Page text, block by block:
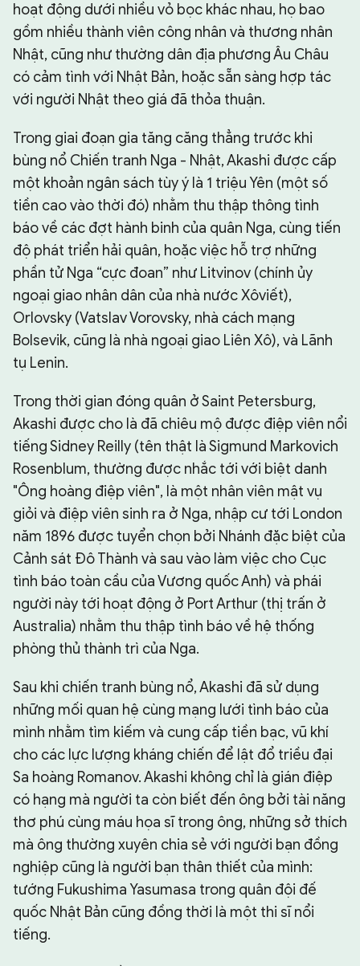
hoạt động dưới nhiều vỏ bọc khác nhau, họ bao
gồm nhiều thành viên công nhân và thương nhân
Nhật, cũng như thường dân địa phương Âu Châu
có cảm tình với Nhật Bản, hoặc sẵn sàng hợp tác
với người Nhật theo giá đã thỏa thuận.
Trong giai đoạn gia tăng căng thẳng trước khi
bùng nổ Chiến tranh Nga - Nhật, Akashi được cấp
một khoản ngân sách tùy ý là 1 triệu Yên (một số
tiền cao vào thời đó) nhằm thu thập thông tình
báo về các đợt hành binh của quân Nga, cùng tiến
độ phát triển hải quân, hoặc việc hỗ trợ những
phần tử Nga “cực đoan” như Litvinov (chính ủy
ngoại giao nhân dân của nhà nước Xôviết),
Orlovsky (Vatslav Vorovsky, nhà cách mạng
Bolsevik, cũng là nhà ngoại giao Liên Xô), và Lãnh
tụ Lenin.
Trong thời gian đóng quân ở Saint Petersburg,
Akashi được cho là đã chiêu mộ được điệp viên nổi
tiếng Sidney Reilly (tên thật là Sigmund Markovich
Rosenblum, thường được nhắc tới với biệt danh
"Ông hoàng điệp viên", là một nhân viên mật vụ
giỏi và điệp viên sinh ra ở Nga, nhập cư tới London
năm 1896 được tuyển chọn bởi Nhánh đặc biệt của
Cảnh sát Đô Thành và sau vào làm việc cho Cục
tình báo toàn cầu của Vương quốc Anh) và phái
người này tới hoạt động ở Port Arthur (thị trấn ở
Australia) nhằm thu thập tình báo về hệ thống
phòng thủ thành trì của Nga.
Sau khi chiến tranh bùng nổ, Akashi đã sử dụng
những mối quan hệ cùng mạng lưới tình báo của
mình nhằm tìm kiếm và cung cấp tiền bạc, vũ khí
cho các lực lượng kháng chiến để lật đổ triều đại
Sa hoàng Romanov. Akashi không chỉ là gián điệp
có hạng mà người ta còn biết đến ông bởi tài năng
thơ phú cùng máu họa sĩ trong ông, những sở thích
mà ông thường xuyên chia sẻ với người bạn đồng
nghiệp cũng là người bạn thân thiết của mình:
tướng Fukushima Yasumasa trong quân đội đế
quốc Nhật Bản cũng đồng thời là một thi sĩ nổi
tiếng.